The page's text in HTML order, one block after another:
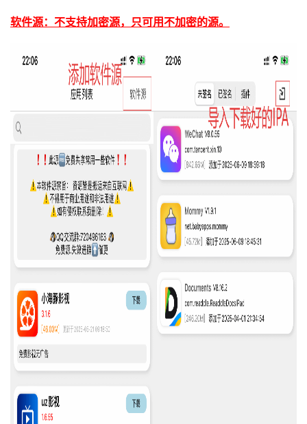
软件源：不支持加密源，只可用不加密的源。